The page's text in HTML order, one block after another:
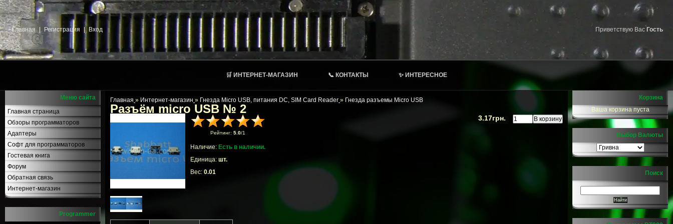
Главная Регистрация Вход Приветствую Вас Гость
🛒 ИНТЕРНЕТ-МАГАЗИН 📞 КОНТАКТЫ ✨ ИНТЕРЕСНОЕ
Меню сайта
Главная страница
Обзоры программаторов
Адаптеры
Софт для программаторов
Гостевая книга
Форум
Обратная связь
Интернет-магазин
Programmer
Главная » Интернет-магазин » Гнезда Micro USB, питания DC, SIM Card Reader » Гнезда разъемы Micro USB
Разъём micro USB № 2
Рейтинг: 5.0/1
3.17грн.
Наличие: Есть в наличии.
Единица: шт.
Вес: 0.01
Корзина
Ваша корзина пуста
Выбор Валюты
Поиск